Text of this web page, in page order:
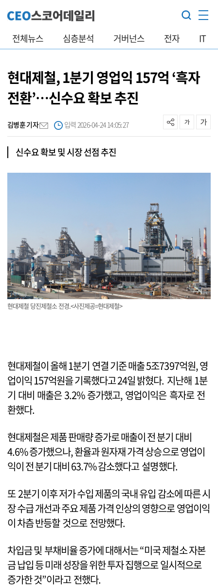
전체뉴스 심층분석 거버넌스 전자 IT
현대제철, 1분기 영업익 157억 ‘흑자
전환’…신수요 확보 추진
김병훈 기자 입력 2026-04-24 14:05:27
신수요 확보 및 시장 선점 추진
현대제철 당진제철소 전경.<사진제공=현대제철>
현대제철이 올해 1분기 연결 기준 매출 5조7397억원, 영
업이익 157억원을 기록했다고 24일 밝혔다. 지난해 1분
기 대비 매출은 3.2% 증가했고, 영업이익은 흑자로 전
환했다.
현대제철은 제품 판매량 증가로 매출이 전 분기 대비
4.6% 증가했으나, 환율과 원자재 가격 상승으로 영업이
익이 전 분기 대비 63.7% 감소했다고 설명했다.
또 2분기 이후 저가 수입 제품의 국내 유입 감소에 따른 시
장 수급 개선과 주요 제품 가격 인상의 영향으로 영업이익
이 차츰 반등할 것으로 전망했다.
차입금 및 부채비율 증가에 대해서는 “미국 제철소 자본
금 납입 등 미래 성장을 위한 투자 집행으로 일시적으로
증가한 것”이라고 전했다.